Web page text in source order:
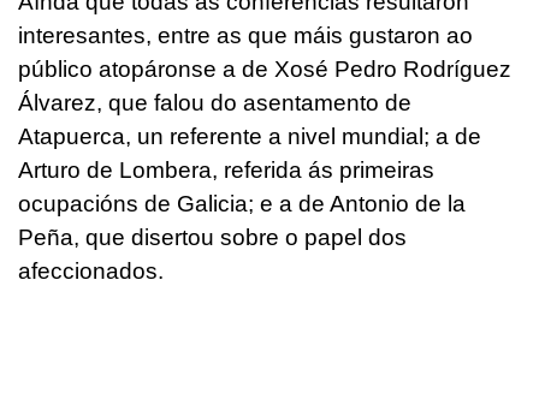
interesantes, entre as que máis gustaron ao
público atopáronse a de Xosé Pedro Rodríguez
Álvarez, que falou do asentamento de
Atapuerca, un referente a nivel mundial; a de
Arturo de Lombera, referida ás primeiras
ocupacións de Galicia; e a de Antonio de la
Peña, que disertou sobre o papel dos
afeccionados.